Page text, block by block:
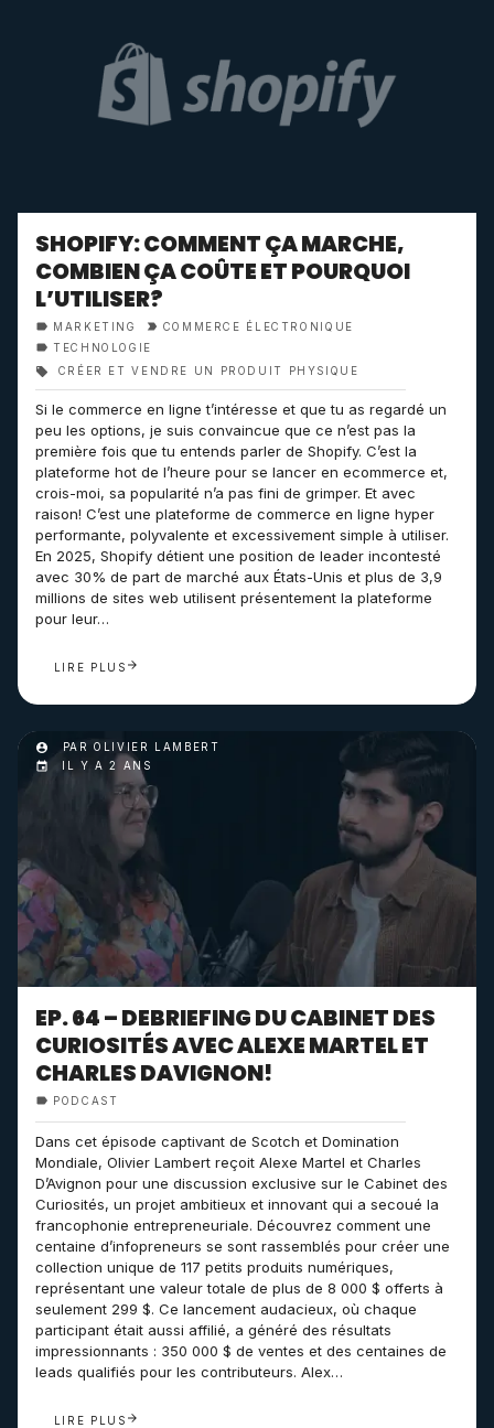
SHOPIFY: COMMENT ÇA MARCHE,
COMBIEN ÇA COÛTE ET POURQUOI
L’UTILISER?
MARKETING
COMMERCE ÉLECTRONIQUE
TECHNOLOGIE
CRÉER ET VENDRE UN PRODUIT PHYSIQUE
Si le commerce en ligne t’intéresse et que tu as regardé un
peu les options, je suis convaincue que ce n’est pas la
première fois que tu entends parler de Shopify. C’est la
plateforme hot de l’heure pour se lancer en ecommerce et,
crois-moi, sa popularité n’a pas fini de grimper. Et avec
raison! C’est une plateforme de commerce en ligne hyper
performante, polyvalente et excessivement simple à utiliser.
En 2025, Shopify détient une position de leader incontesté
avec 30% de part de marché aux États-Unis et plus de 3,9
millions de sites web utilisent présentement la plateforme
pour leur…
LIRE PLUS
EP. 64 – DEBRIEFING DU CABINET DES
CURIOSITÉS AVEC ALEXE MARTEL ET
CHARLES DAVIGNON!
PODCAST
Dans cet épisode captivant de Scotch et Domination
Mondiale, Olivier Lambert reçoit Alexe Martel et Charles
D’Avignon pour une discussion exclusive sur le Cabinet des
Curiosités, un projet ambitieux et innovant qui a secoué la
francophonie entrepreneuriale. Découvrez comment une
centaine d’infopreneurs se sont rassemblés pour créer une
collection unique de 117 petits produits numériques,
représentant une valeur totale de plus de 8 000 $ offerts à
seulement 299 $. Ce lancement audacieux, où chaque
participant était aussi affilié, a généré des résultats
impressionnants : 350 000 $ de ventes et des centaines de
leads qualifiés pour les contributeurs. Alex…
LIRE PLUS
PAR OLIVIER LAMBERT
IL Y A 2 ANS